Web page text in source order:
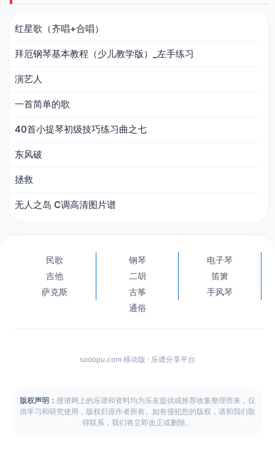
红星歌（齐唱+合唱）
拜厄钢琴基本教程（少儿教学版）_左手练习
演艺人
一首简单的歌
40首小提琴初级技巧练习曲之七
东风破
拯救
无人之岛 C调高清图片谱
民歌 钢琴
电子琴
吉他
二胡
笛箫
萨克斯
古筝
手风琴
通俗
sooopu.com 移动版 · 乐谱分享平台
版权声明： 搜谱网上的乐谱和资料均为乐友提供或推荐收集整理而来，仅
供学习和研究使用，版权归原作者所有。如有侵犯您的版权，请和我们取
得联系，我们将立即改正或删除。